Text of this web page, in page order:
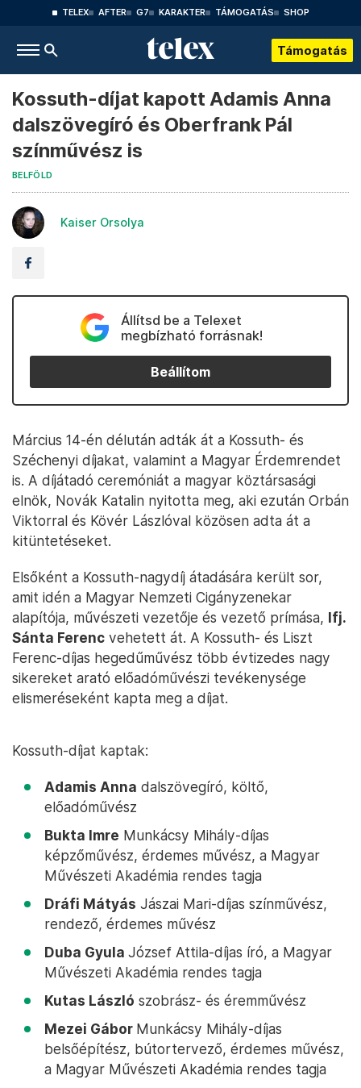
TELEX AFTER G7 KARAKTER TÁMOGATÁS SHOP
Támogatás
Kossuth-díjat kapott Adamis Anna
dalszövegíró és Oberfrank Pál
színművész is
BELFÖLD
Kaiser Orsolya
Állítsd be a Telexet
megbízható forrásnak!
Beállítom
Március 14-én délután adták át a Kossuth- és
Széchenyi díjakat, valamint a Magyar Érdemrendet
is. A díjátadó ceremóniát a magyar köztársasági
elnök, Novák Katalin nyitotta meg, aki ezután Orbán
Viktorral és Kövér Lászlóval közösen adta át a
kitüntetéseket.
Elsőként a Kossuth-nagydíj átadására került sor,
amit idén a Magyar Nemzeti Cigányzenekar
alapítója, művészeti vezetője és vezető prímása, Ifj.
Sánta Ferenc vehetett át. A Kossuth- és Liszt
Ferenc-díjas hegedűművész több évtizedes nagy
sikereket arató előadóművészi tevékenysége
elismeréseként kapta meg a díjat.
Kossuth-díjat kaptak:
Adamis Anna dalszövegíró, költő,
előadóművész
Bukta Imre Munkácsy Mihály-díjas
képzőművész, érdemes művész, a Magyar
Művészeti Akadémia rendes tagja
Dráfi Mátyás Jászai Mari-díjas színművész,
rendező, érdemes művész
Duba Gyula József Attila-díjas író, a Magyar
Művészeti Akadémia rendes tagja
Kutas László szobrász- és éremművész
Mezei Gábor Munkácsy Mihály-díjas
belsőépítész, bútortervező, érdemes művész,
a Magyar Művészeti Akadémia rendes tagja